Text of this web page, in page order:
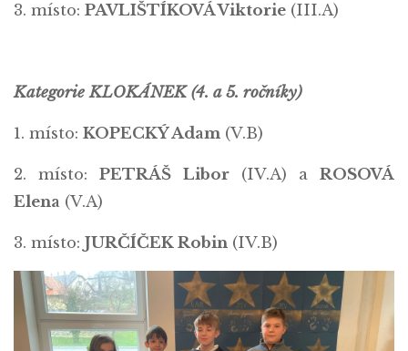
3. místo: PAVLIŠTÍKOVÁ Viktorie (III.A)
Kategorie KLOKÁNEK (4. a 5. ročníky)
1. místo: KOPECKÝ Adam (V.B)
2. místo:PETRÁŠ Libor(IV.A) aROSOVÁ
Elena (V.A)
3. místo: JURČÍČEK Robin (IV.B)